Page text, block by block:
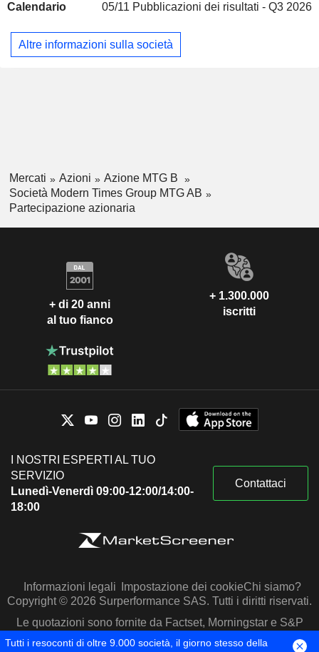
live e diversi titoli mobile in produzione. InnoGames si
un'esperienza multipiattaforma su PC e dispositivi mobili.
Kongregate è un editore e sviluppatore di giochi per
Calendario 05/11 Pubblicazioni dei risultati - Q3 2026
Altre informazioni sulla società
Mercati Azioni
Azione MTG B
Società Modern Times Group MTG AB
Partecipazione azionaria
+ di 20 anni
al tuo fianco
+ 1.300.000
iscritti
I NOSTRI ESPERTI AL TUO
SERVIZIO
Lunedì-Venerdì 09:00-12:00/14:00-
18:00
Contattaci
Informazioni legali Impostazione dei cookieChi siamo?
Copyright © 2026 Surperformance SAS. Tutti i diritti riservati.
Le quotazioni sono fornite da Factset, Morningstar e S&P
Capital IQ
Tutti i resoconti di oltre 9.000 società, il giorno stesso della